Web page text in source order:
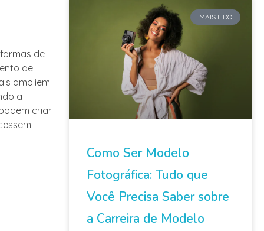
de
de
ampliem
a
criar
MAIS LIDO
Como Ser Modelo
Fotográfica: Tudo que
Você Precisa Saber sobre
a Carreira de Modelo